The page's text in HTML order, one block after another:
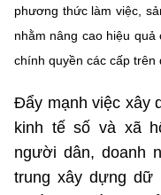
Chọn ngôn ngữ
Vietnamese
BỘ KHOA
MINISTRY OF
Điều khoản sử dụng
phương thức làm việc,
nhằm nâng cao hiệu
chính quyền các cấp trên
Đẩy mạnh việc xây
kinh tế số và xã
người dân, doanh
trung xây dựng dữ